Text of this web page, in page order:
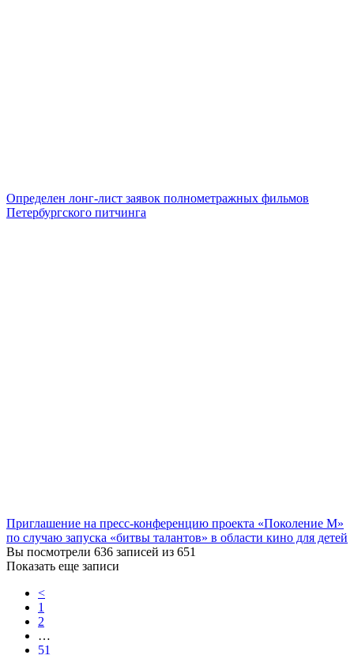
Определен лонг-лист заявок полнометражных фильмов
Петербургского питчинга
Приглашение на пресс-конференцию проекта «Поколение М»
по случаю запуска «битвы талантов» в области кино для детей
Вы посмотрели 636 записей из 651
Показать еще записи
<
1
2
…
51